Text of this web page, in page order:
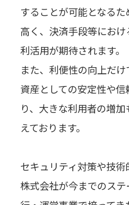
することが可能となる
高く、決済手段等にお
利活用が期待されます。
また、利便性の向上だ
資産としての安定性や信
り、大きな利用者の増
えております。
セキュリティ対策や技術
株式会社が今までのス